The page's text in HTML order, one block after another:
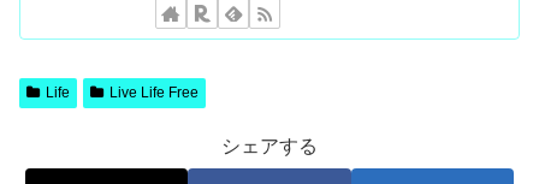
Life Live Life Free
シェアする